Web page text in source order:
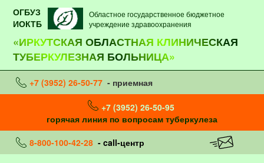
ОГБУЗ
ИОКТБ
Областное государственное бюджетное
учреждение здравоохранения
«ИРКУТСКАЯ ОБЛАСТНАЯ КЛИНИЧЕСКАЯ
ТУБЕРКУЛЕЗНАЯ БОЛЬНИЦА»
+7 (3952) 26-50-77 - приемная
+7 (3952) 26-50-95
горячая линия по вопросам туберкулеза
8-800-100-42-28 - call-центр